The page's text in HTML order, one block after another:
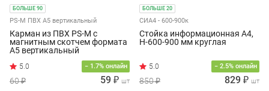
БОЛЬШЕ 90
PS-M ПВХ А5 вертикальный
Карман из ПВХ PS-M с
магнитным скотчем формата
A5 вертикальный
− 1.7% онлайн
60 ₽ 59 ₽ шт
БОЛЬШЕ 20
СИА4 - 600-900к
Стойка информационная А4,
Н-600-900 мм круглая
5.0 − 2.5% онлайн
850 ₽ 829 ₽ шт